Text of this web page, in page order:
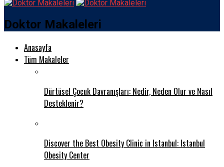
Doktor Makaleleri
Anasayfa
Tüm Makaleler
Dürtüsel Çocuk Davranışları: Nedir, Neden Olur ve Nasıl
Desteklenir?
Discover the Best Obesity Clinic in Istanbul: Istanbul
Obesity Center